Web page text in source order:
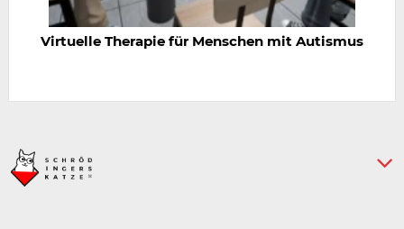
Virtuelle Therapie für Menschen mit Autismus